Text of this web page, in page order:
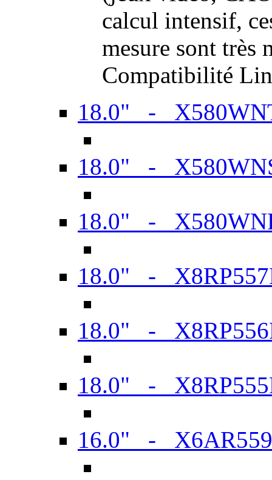
calcul intensif,
mesure sont très
Compatibilité
18.0" -
18.0" -
18.0" -
18.0" -
18.0" -
18.0" -
16.0" -